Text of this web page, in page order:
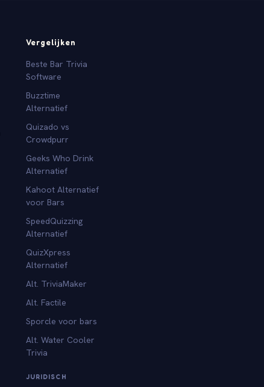
Vergelijken
Beste Bar Trivia
Software
Buzztime
Alternatief
Quizado vs
Crowdpurr
Geeks Who Drink
Alternatief
Kahoot Alternatief
voor Bars
SpeedQuizzing
Alternatief
QuizXpress
Alternatief
Alt. TriviaMaker
Alt. Factile
Sporcle voor bars
Alt. Water Cooler
Trivia
JURIDISCH